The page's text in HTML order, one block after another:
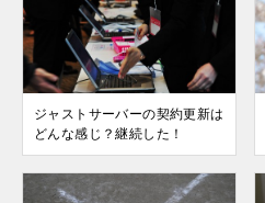
ジャストサーバーの契約更新は
どんな感じ？継続した！